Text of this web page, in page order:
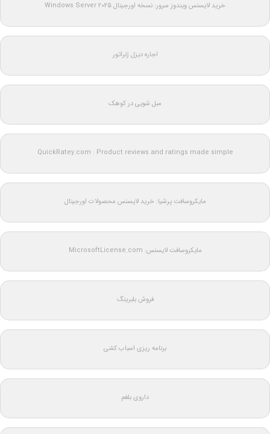
خرید لایسنس ویندوز سرور: نسخه اورجینال Windows Server 2025
اجاره دیزل ژنراتور
مبل شویی در کوهک
QuickRatey.com : Product reviews and ratings made simple
مایکروسافت پرشیا: خرید لایسنس محصولات اورجینال
مایکروسافت لایسنس: MicrosoftLicense.com
فروش بلبرینگ
برنامه ریزی اسباب کشی
داروی بلغم